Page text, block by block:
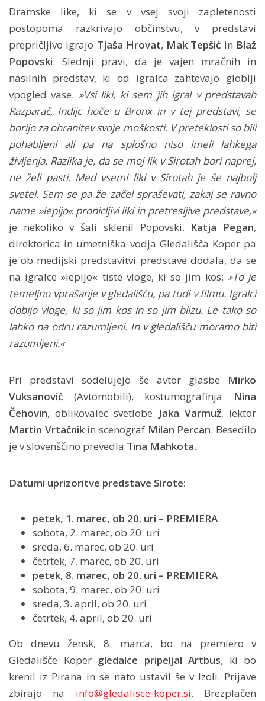
Dramske like, ki se v vsej svoji zapletenosti
postopoma razkrivajo občinstvu, v predstavi
prepričljivo igrajo Tjaša Hrovat, Mak Tepšić in Blaž
Popovski. Slednji pravi, da je vajen mračnih in
nasilnih predstav, ki od igralca zahtevajo globlji
vpogled vase. »Vsi liki, ki sem jih igral v predstavah
Razparač, Indijc hoče u Bronx in v tej predstavi, se
borijo za ohranitev svoje moškosti. V preteklosti so bili
pohabljeni ali pa na splošno niso imeli lahkega
življenja. Razlika je, da se moj lik v Sirotah bori naprej,
ne želi pasti. Med vsemi liki v Sirotah je še najbolj
svetel. Sem se pa že začel spraševati, zakaj se ravno
name »lepijo« pronicljivi liki in pretresljive predstave,«
je nekoliko v šali sklenil Popovski. Katja Pegan,
direktorica in umetniška vodja Gledališča Koper pa
je ob medijski predstavitvi predstave dodala, da se
na igralce »lepijo« tiste vloge, ki so jim kos: »To je
temeljno vprašanje v gledališču, pa tudi v filmu. Igralci
dobijo vloge, ki so jim kos in so jim blizu. Le tako so
lahko na odru razumljeni. In v gledališču moramo biti
razumljeni.«
Pri predstavi sodelujejo še avtor glasbe Mirko
Vuksanovič (Avtomobili), kostumografinja Nina
Čehovin, oblikovalec svetlobe Jaka Varmuž, lektor
Martin Vrtačnikin scenograf Milan Percan. Besedilo
je v slovenščino prevedla Tina Mahkota.
Datumi uprizoritve predstave Sirote:
petek, 1. marec, ob 20. uri – PREMIERA
sobota, 2. marec, ob 20. uri
sreda, 6. marec, ob 20. uri
četrtek, 7. marec, ob 20. uri
petek, 8. marec, ob 20. uri – PREMIERA
sobota, 9. marec, ob 20. uri
sreda, 3. april, ob 20. uri
četrtek, 4. april, ob 20. uri
Ob dnevu žensk, 8. marca, bo na premiero v
Gledališče Koper gledalce pripeljal Artbus, ki bo
krenil iz Pirana in se nato ustavil še v Izoli. Prijave
zbirajo na info@gledalisce-koper.si. Brezplačen